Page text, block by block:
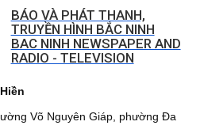
BÁO VÀ PHÁT THANH,
TRUYỀN HÌNH BẮC NINH
BAC NINH NEWSPAPER AND
RADIO - TELEVISION
Võ Nguyên Giáp, phường Đa